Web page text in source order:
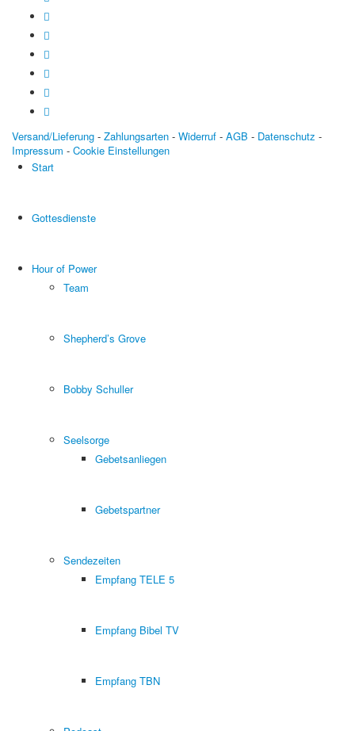
Versand/Lieferung - Zahlungsarten - Widerruf - AGB - Datenschutz -
Impressum - Cookie Einstellungen
Start
Gottesdienste
Hour of Power
Team
Shepherd’s Grove
Bobby Schuller
Seelsorge
Gebetsanliegen
Gebetspartner
Sendezeiten
Empfang TELE 5
Empfang Bibel TV
Empfang TBN